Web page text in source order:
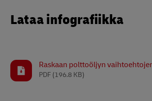
Lataa infografiikka
Raskaan polttoöljyn
PDF (196.8 KB)